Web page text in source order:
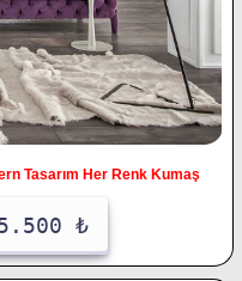
Tasarım Her Renk Kumaş
₺